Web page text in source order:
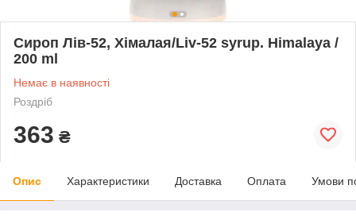
Сироп Лів-52, Хімалая/Liv-52 syrup. Himalaya /
200 ml
Немає в наявності
Роздріб
363 ₴
Опис Характеристики Доставка Оплата Умови